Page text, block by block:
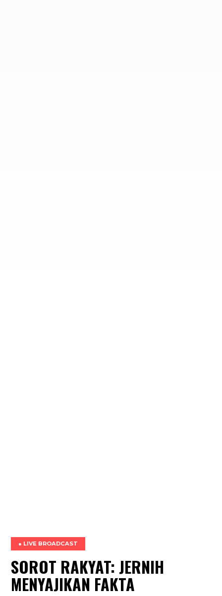
● LIVE BROADCAST
SOROT RAKYAT: JERNIH
MENYAJIKAN FAKTA